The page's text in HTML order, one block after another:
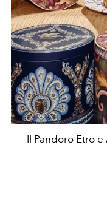
Il Pandoro Etro